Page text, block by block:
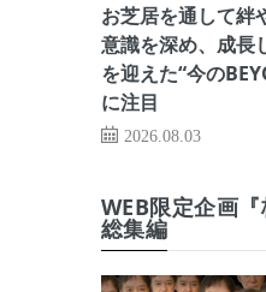
お芝居を通して絆
意識を深め、成
を迎えた“今の
に注目
2026.08.03
WEB限定企画
総集編